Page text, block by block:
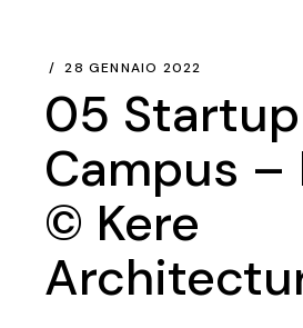
28 GENNAIO 2022
05
Campus –
© Kere